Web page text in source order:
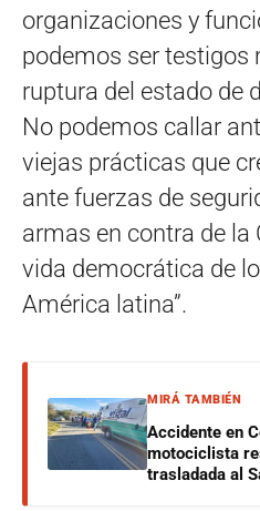
organizaciones y
podemos ser testigos
ruptura del estado de
No podemos callar
viejas prácticas que
ante fuerzas de
armas en contra de la
vida democrática de
América latina”.
MIRÁ TAMBIÉN
Accidente en
motociclista
trasladada al